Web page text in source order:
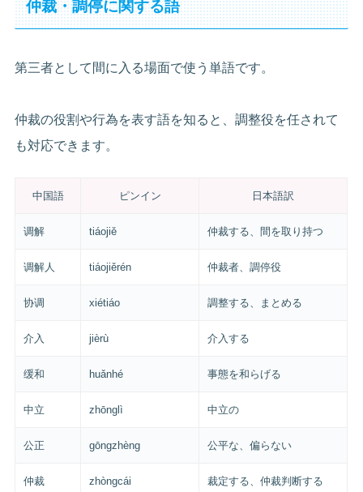
仲裁・調停に関する語
第三者として間に入る場面で使う単語です。
仲裁の役割や行為を表す語を知ると、調整役を任されて
も対応できます。
中国語 ピンイン 日本語訳
调解 tiáojiě 仲裁する、間を取り持つ
调解人 tiáojiěrén 仲裁者、調停役
协调 xiétiáo 調整する、まとめる
介入 jièrù 介入する
缓和 huǎnhé 事態を和らげる
中立 zhōnglì 中立の
公正 gōngzhèng 公平な、偏らない
仲裁 zhòngcái 裁定する、仲裁判断する